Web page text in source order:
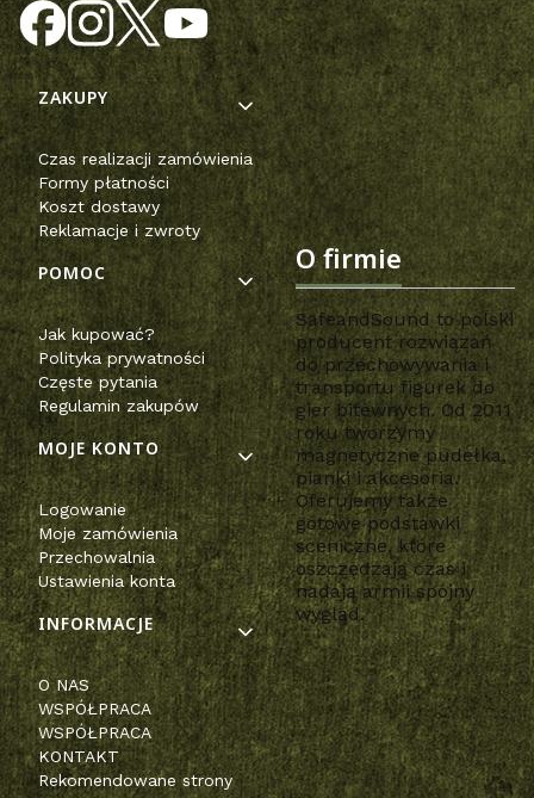
Linki w stopce
ZAKUPY
Czas realizacji zamówienia
Formy płatności
Koszt dostawy
Reklamacje i zwroty
POMOC
Jak kupować?
Polityka prywatności
Częste pytania
Regulamin zakupów
MOJE KONTO
Logowanie
Moje zamówienia
Przechowalnia
Ustawienia konta
INFORMACJE
O NAS
WSPÓŁPRACA
WSPÓŁPRACA
KONTAKT
Rekomendowane strony
O firmie
SafeandSound to polski
producent rozwiązań
do przechowywania i
transportu figurek do
gier bitewnych. Od 2011
roku tworzymy
magnetyczne pudełka,
pianki i akcesoria.
Oferujemy także
gotowe podstawki
sceniczne, które
oszczędzają czas i
nadają armii spójny
wygląd.